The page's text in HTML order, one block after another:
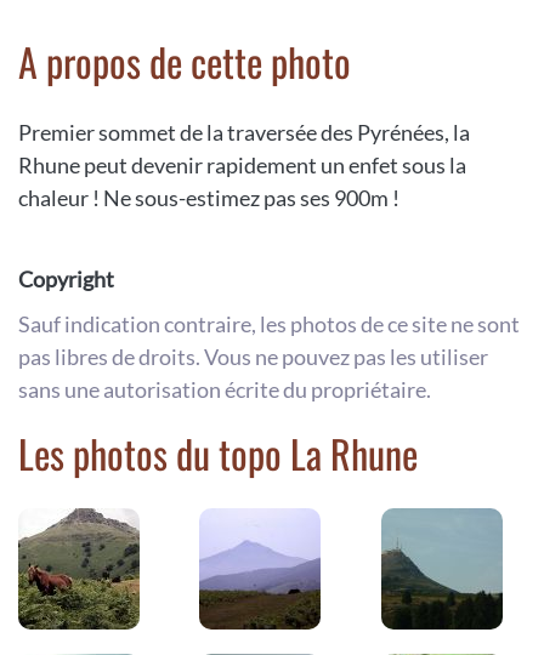
A propos de cette photo
Premier sommet de la traversée des Pyrénées, la
Rhune peut devenir rapidement un enfet sous la
chaleur ! Ne sous-estimez pas ses 900m !
Copyright
Sauf indication contraire, les photos de ce site ne sont
pas libres de droits. Vous ne pouvez pas les utiliser
sans une autorisation écrite du propriétaire.
Les photos du topo La Rhune